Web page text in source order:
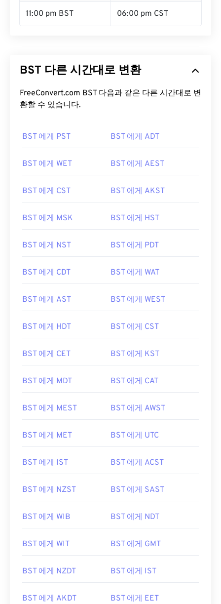
11:00 pm BST 06:00 pm CST
BST 다른 시간대로 변환
FreeConvert.com BST 다음과 같은 다른 시간대로 변
환할 수 있습니다.
BST 에게 PST BST 에게 ADT
BST 에게 WET BST 에게 AEST
BST 에게 CST BST 에게 AKST
BST 에게 MSK BST 에게 HST
BST 에게 NST BST 에게 PDT
BST 에게 CDT BST 에게 WAT
BST 에게 AST BST 에게 WEST
BST 에게 HDT BST 에게 CST
BST 에게 CET BST 에게 KST
BST 에게 MDT BST 에게 CAT
BST 에게 MEST BST 에게 AWST
BST 에게 MET BST 에게 UTC
BST 에게 IST BST 에게 ACST
BST 에게 NZST BST 에게 SAST
BST 에게 WIB BST 에게 NDT
BST 에게 WIT BST 에게 GMT
BST 에게 NZDT BST 에게 IST
BST 에게 AKDT BST 에게 EET